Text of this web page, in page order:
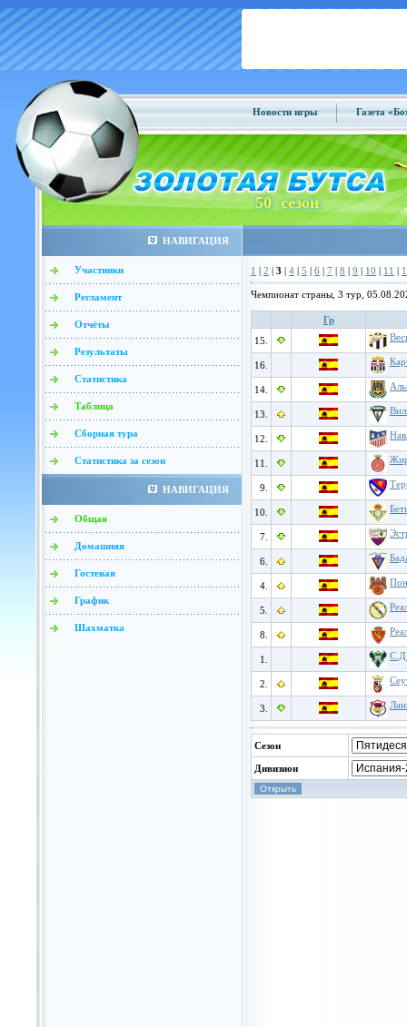
Новости игры Газета
50 сезон
НАВИГАЦИЯ
Участники
Регламент
Отчёты
Результаты
Статистика
Таблица
Сборная тура
Статистика за сезон
НАВИГАЦИЯ
Общая
Домашняя
Гостевая
График
Шахматка
1 | 2 | 3 | 4 | 5 | 6 | 7 | 8 | 9 | 10 | 11 |
Чемпионат страны, 3 тур,
Гр
15.
16.
14.
13.
12.
11.
9.
10.
7.
6.
4.
5.
8.
1.
2.
3.
Сезон
Дивизион